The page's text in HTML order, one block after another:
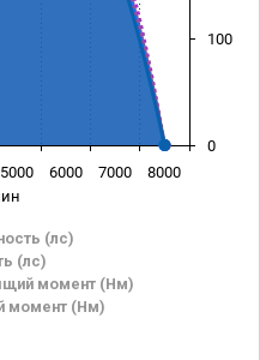
(лс)
(лс)
момент (Нм)
момент (Нм)
5000 6000 7000 8000
0
100